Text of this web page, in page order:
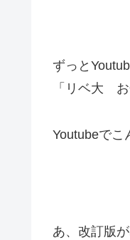
ずっと
「リベ大 お
Youtubeでこ
あ、改訂版